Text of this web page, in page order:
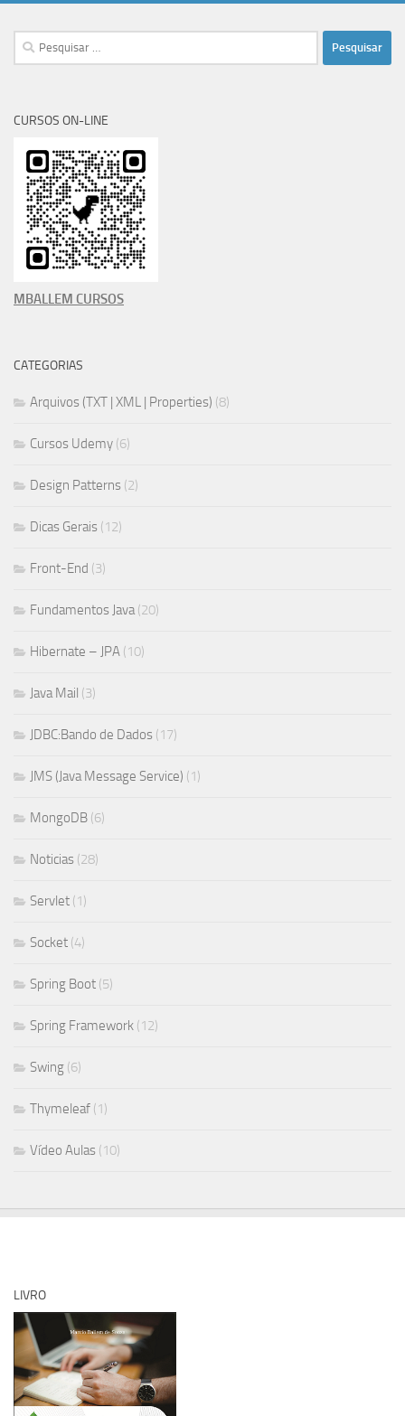
Pesquisar
por:
CURSOS ON-LINE
MBALLEM CURSOS
CATEGORIAS
Arquivos (TXT | XML | Properties) (8)
Cursos Udemy (6)
Design Patterns (2)
Dicas Gerais (12)
Front-End (3)
Fundamentos Java (20)
Hibernate – JPA (10)
Java Mail (3)
JDBC:Bando de Dados (17)
JMS (Java Message Service) (1)
MongoDB (6)
Noticias (28)
Servlet (1)
Socket (4)
Spring Boot (5)
Spring Framework (12)
Swing (6)
Thymeleaf (1)
Vídeo Aulas (10)
LIVRO